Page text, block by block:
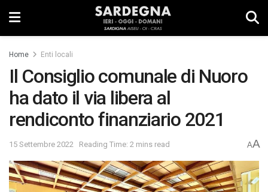
Home Enti locali
Il Consiglio comunale di Nuoro
ha dato il via libera al
rendiconto finanziario 2021
15 Settembre 2022 Reading Time: 2 mins read AA